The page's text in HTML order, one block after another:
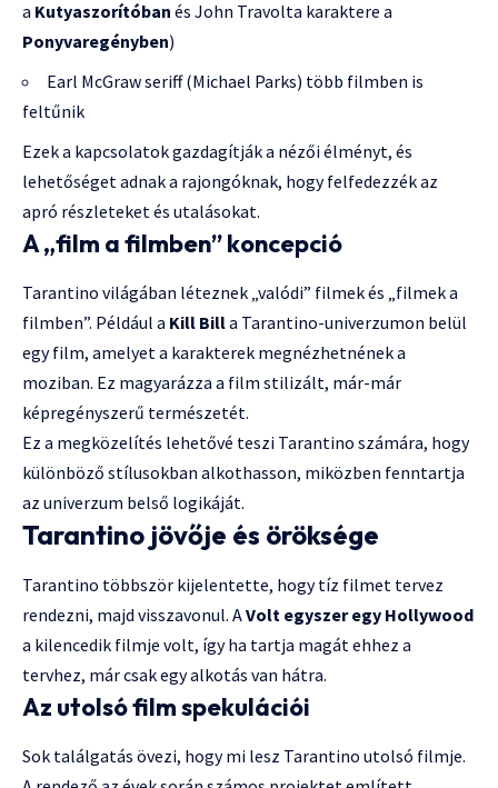
a Kutyaszorítóban és John Travolta karaktere a
Ponyvaregényben)
Earl McGraw seriff (Michael Parks) több filmben is
feltűnik
Ezek a kapcsolatok gazdagítják a nézői élményt, és
lehetőséget adnak a rajongóknak, hogy felfedezzék az
apró részleteket és utalásokat.
A „film a filmben” koncepció
Tarantino világában léteznek „valódi” filmek és „filmek a
filmben”. Például a Kill Billa Tarantino-univerzumon belül
egy film, amelyet a karakterek megnézhetnének a
moziban. Ez magyarázza a film stilizált, már-már
képregényszerű természetét.
Ez a megközelítés lehetővé teszi Tarantino számára, hogy
különböző stílusokban alkothasson, miközben fenntartja
az univerzum belső logikáját.
Tarantino jövője és öröksége
Tarantino többször kijelentette, hogy tíz filmet tervez
rendezni, majd visszavonul. AVolt egyszer egy Hollywood
a kilencedik filmje volt, így ha tartja magát ehhez a
tervhez, már csak egy alkotás van hátra.
Az utolsó film spekulációi
Sok találgatás övezi, hogy mi lesz Tarantino utolsó filmje.